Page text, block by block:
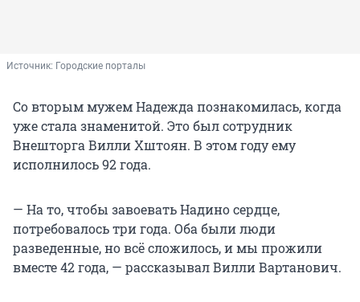
Источник: Городские порталы
Со вторым мужем Надежда познакомилась, когда
уже стала знаменитой. Это был сотрудник
Внешторга Вилли Хштоян. В этом году ему
исполнилось 92 года.
— На то, чтобы завоевать Надино сердце,
потребовалось три года. Оба были люди
разведенные, но всё сложилось, и мы прожили
вместе 42 года, — рассказывал Вилли Вартанович.